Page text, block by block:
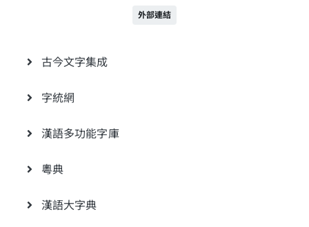
外部連結
古今文字集成
字統網
漢語多功能字庫
粵典
漢語大字典